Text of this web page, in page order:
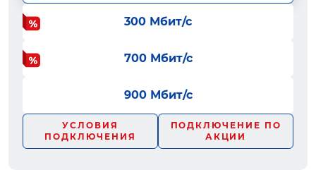
300 Мбит/с
700 Мбит/с
900 Мбит/с
УСЛОВИЯ
ПОДКЛЮЧЕНИЯ
ПОДКЛЮЧЕНИЕ ПО
АКЦИИ